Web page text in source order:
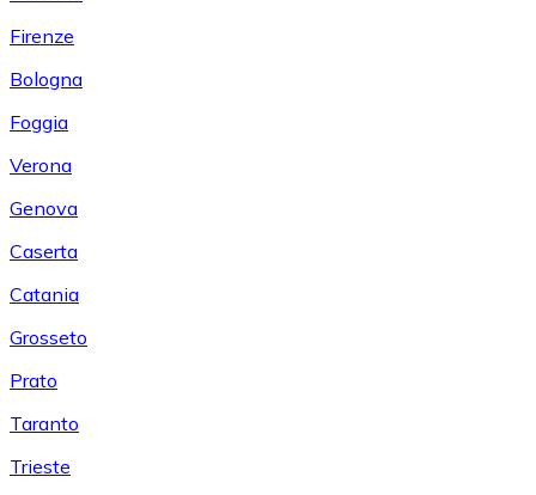
Firenze
Bologna
Foggia
Verona
Genova
Caserta
Catania
Grosseto
Prato
Taranto
Trieste